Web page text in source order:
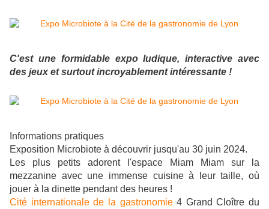
C'est une formidable expo ludique, interactive avec
des jeux et surtout incroyablement intéressante !
Informations pratiques
Exposition Microbiote à découvrir jusqu'au 30 juin 2024.
Les plus petits adorent l'espace Miam Miam sur la
mezzanine avec une immense cuisine à leur taille, où
jouer à la dinette pendant des heures !
Cité internationale de la gastronomie 4 Grand Cloître du